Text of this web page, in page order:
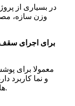
در بسیاری از
وزن سازه،
و نما کاربرد
های عرشه سازه ای مناسب استفاده شود.